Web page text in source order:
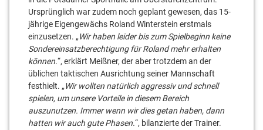
Ursprünglich war zudem noch geplant gewesen, das 15-
jährige Eigengewächs Roland Winterstein erstmals
einzusetzen. „Wir haben leider bis zum Spielbeginn keine
Sondereinsatzberechtigung für Roland mehr erhalten
können.“, erklärt Meißner, der aber trotzdem an der
üblichen taktischen Ausrichtung seiner Mannschaft
festhielt. „Wir wollten natürlich aggressiv und schnell
spielen, um unsere Vorteile in diesem Bereich
auszunutzen. Immer wenn wir dies getan haben, dann
hatten wir auch gute Phasen.“, bilanzierte der Trainer.